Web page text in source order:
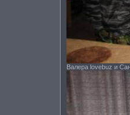
Валера lovebuz и